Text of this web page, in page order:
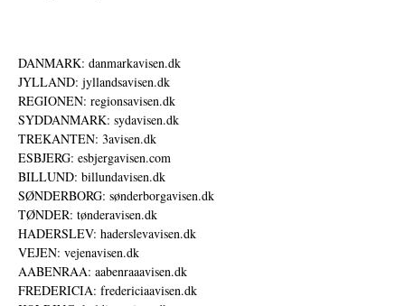
DANMARK: danmarkavisen.dk
JYLLAND: jyllandsavisen.dk
REGIONEN: regionsavisen.dk
SYDDANMARK: sydavisen.dk
TREKANTEN: 3avisen.dk
ESBJERG: esbjergavisen.com
BILLUND: billundavisen.dk
SØNDERBORG: sønderborgavisen.dk
TØNDER: tønderavisen.dk
HADERSLEV: haderslevavisen.dk
VEJEN: vejenavisen.dk
AABENRAA: aabenraaavisen.dk
FREDERICIA: fredericiaavisen.dk